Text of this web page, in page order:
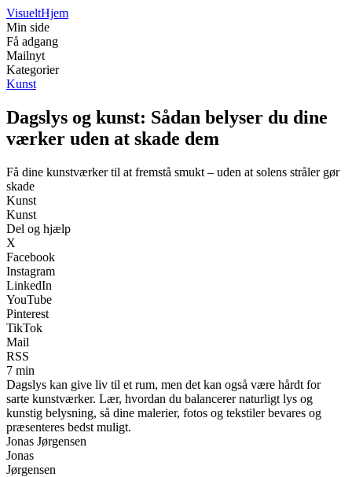
VisueltHjem
Min side
Få adgang
Mailnyt
Kategorier
Kunst
Dagslys og kunst: Sådan belyser du dine
værker uden at skade dem
Få dine kunstværker til at fremstå smukt – uden at solens stråler gør
skade
Kunst
Kunst
Del og hjælp
X
Facebook
Instagram
LinkedIn
YouTube
Pinterest
TikTok
Mail
RSS
7 min
Dagslys kan give liv til et rum, men det kan også være hårdt for
sarte kunstværker. Lær, hvordan du balancerer naturligt lys og
kunstig belysning, så dine malerier, fotos og tekstiler bevares og
præsenteres bedst muligt.
Jonas Jørgensen
Jonas
Jørgensen